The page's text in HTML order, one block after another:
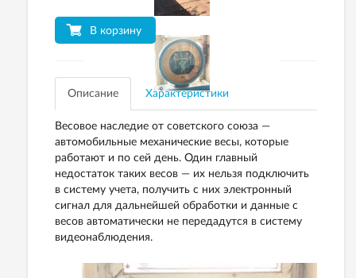
В корзину
Описание Характеристики
Весовое наследие от советского союза —
автомобильные механические весы, которые
работают и по сей день. Один главный
недостаток таких весов — их нельзя подключить
в систему учета, получить с них электронный
сигнал для дальнейшей обработки и данные с
весов автоматически не передадутся в систему
видеонаблюдения.